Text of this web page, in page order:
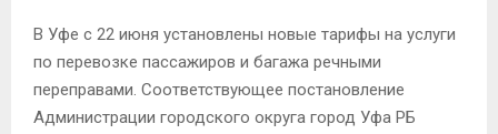
В Уфе с 22 июня установлены новые тарифы на услуги
по перевозке пассажиров и багажа речными
переправами. Соответствующее постановление
Администрации городского округа город Уфа РБ